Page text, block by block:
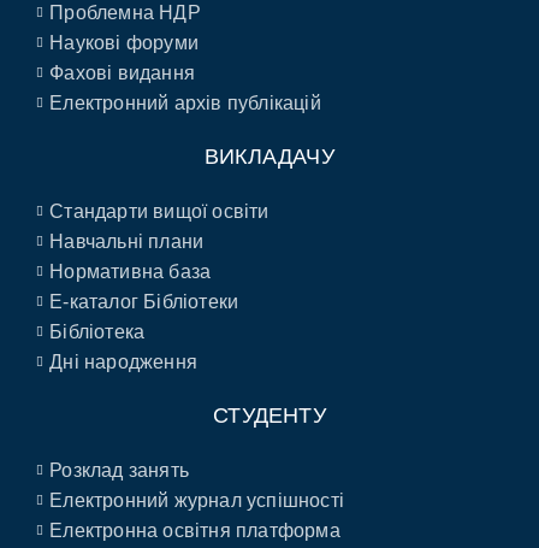
Проблемна НДР
Наукові форуми
Фахові видання
Електронний архів публікацій
ВИКЛАДАЧУ
Стандарти вищої освіти
Навчальні плани
Нормативна база
E-каталог Бібліотеки
Бібліотека
Дні народження
СТУДЕНТУ
Розклад занять
Електронний журнал успішності
Електронна освітня платформа